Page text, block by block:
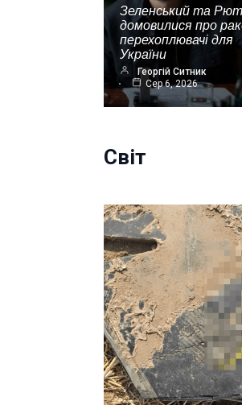
Зеленський та
домовилися про
перехоплювачі для
України
Георгій Ситник
Сер 6, 2026
Світ